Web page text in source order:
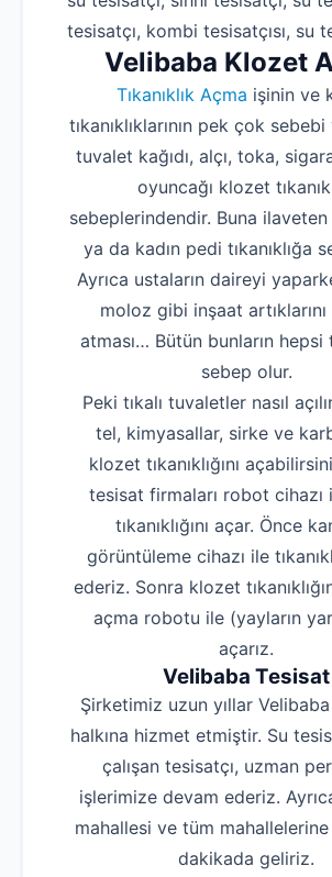
tesisatçı, kombi tesisatçısı, su
Velibaba Klozet
Tıkanıklık Açma işinin ve
tıkanıklıklarının pek çok sebebi
tuvalet kağıdı, alçı, toka,
oyuncağı klozet
sebeplerindendir. Buna
ya da kadın pedi tıkanıklığa
Ayrıca ustaların daireyi
moloz gibi inşaat
atması… Bütün bunların hepsi
sebep olur.
Peki tıkalı tuvaletler nasıl
tel, kimyasallar, sirke ve
klozet tıkanıklığını
tesisat firmaları robot cihazı
tıkanıklığını açar. Önce
görüntüleme cihazı ile
ederiz. Sonra klozet
açma robotu ile (yayların
açarız.
Velibaba Tesisat
Şirketimiz uzun yıllar
halkına hizmet etmiştir. Su
çalışan tesisatçı, uzman
işlerimize devam ederiz.
mahallesi ve tüm
dakikada geliriz.